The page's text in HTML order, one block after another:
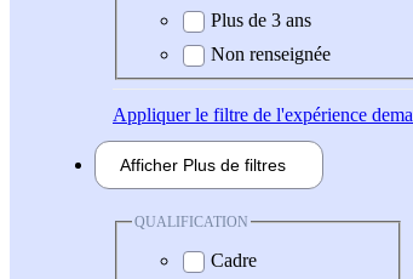
Plus de 3 ans
Non renseignée
Appliquerle filtre de l'expérience
Afficher Plus de filtres
QUALIFICATION
Cadre